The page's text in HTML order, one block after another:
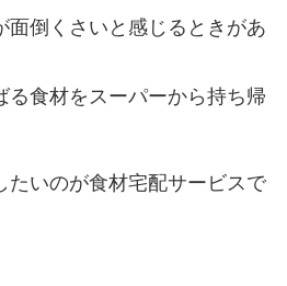
面倒くさいと感じるときがあ
る食材をスーパーから持ち帰
たいのが食材宅配サービスで